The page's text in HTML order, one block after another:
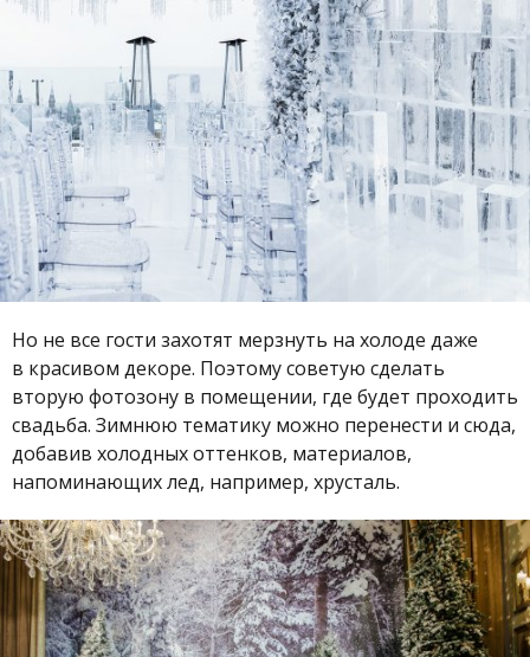
Но не все гости захотят мерзнуть на холоде даже
в красивом декоре. Поэтому советую сделать
вторую фотозону в помещении, где будет проходить
свадьба. Зимнюю тематику можно перенести и сюда,
добавив холодных оттенков, материалов,
напоминающих лед, например, хрусталь.